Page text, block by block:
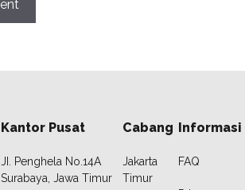
Kantor Pusat
JI. Penghela No.14A
Surabaya, Jawa Timur
Cabang
Jakarta
Timur
Informasi
FAQ